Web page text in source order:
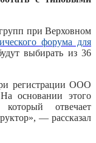
при Верховном
форума для
выбирать из 36
регистрации ООО
основании этого
отвечает
— рассказал